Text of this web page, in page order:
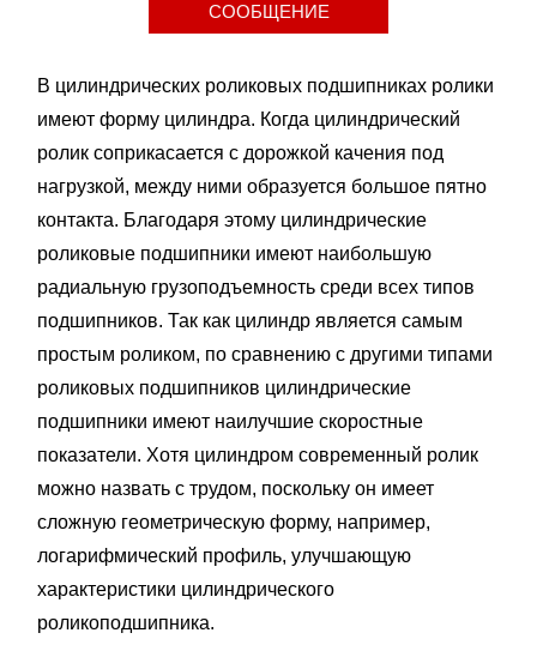
СООБЩЕНИЕ
В цилиндрических роликовых подшипниках ролики
имеют форму цилиндра. Когда цилиндрический
ролик соприкасается с дорожкой качения под
нагрузкой, между ними образуется большое пятно
контакта. Благодаря этому цилиндрические
роликовые подшипники имеют наибольшую
радиальную грузоподъемность среди всех типов
подшипников. Так как цилиндр является самым
простым роликом, по сравнению с другими типами
роликовых подшипников цилиндрические
подшипники имеют наилучшие скоростные
показатели. Хотя цилиндром современный ролик
можно назвать с трудом, поскольку он имеет
сложную геометрическую форму, например,
логарифмический профиль, улучшающую
характеристики цилиндрического
роликоподшипника.